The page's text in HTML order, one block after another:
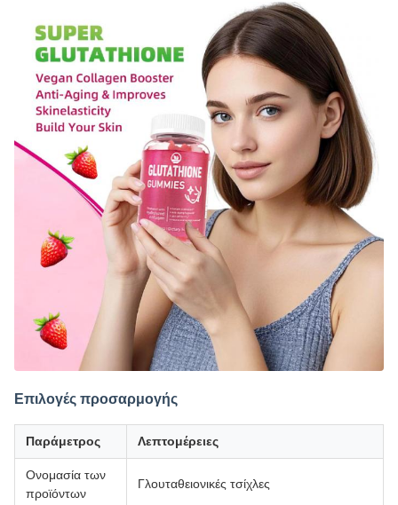
Επιλογές προσαρμογής
Παράμετρος Λεπτομέρειες
Ονομασία των
προϊόντων
Γλουταθειονικές τσίχλες